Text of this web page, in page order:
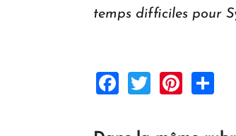
temps difficiles pour
Facebook
Twitter